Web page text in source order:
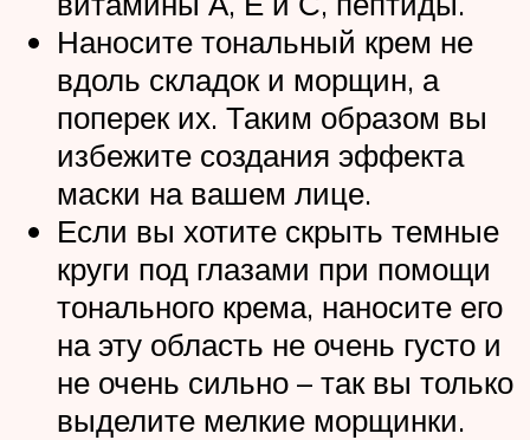
Наносите тональный крем не
вдоль складок и морщин, а
поперек их. Таким образом вы
избежите создания эффекта
маски на вашем лице.
Если вы хотите скрыть темные
круги под глазами при помощи
тонального крема, наносите его
на эту область не очень густо и
не очень сильно – так вы только
выделите мелкие морщинки.